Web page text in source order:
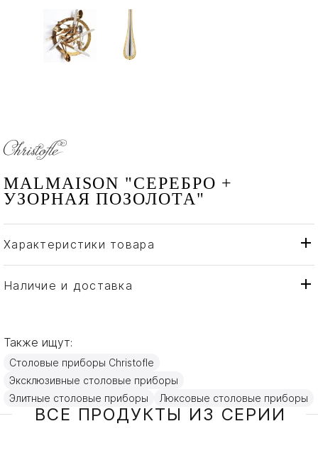
MALMAISON "СЕРЕБРО +
УЗОРНАЯ ПОЗОЛОТА"
Характеристики товара
Бренд
Christofle
Страна производителя
Наличие и доставка
Также ищут:
Столовые приборы Christofle
Эксклюзивные столовые приборы
Элитные столовые приборы
Люксовые столовые приборы
ВСЕ ПРОДУКТЫ ИЗ СЕРИИ